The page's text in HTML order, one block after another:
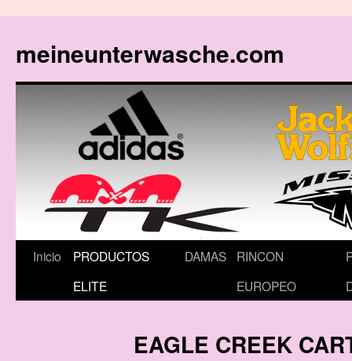
meineunterwasche.com
Saltar
Inicio
PRODUCTOS
ELITE
DAMAS
RINCON
EUROPEO
EAGLE CREEK